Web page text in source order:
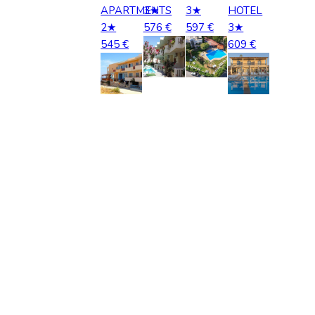
Kolumbija
Kostarika
Meksika
APARTMENTS
2★
545 €
3★
576 €
3★
597 €
HOTEL
3★
609 €